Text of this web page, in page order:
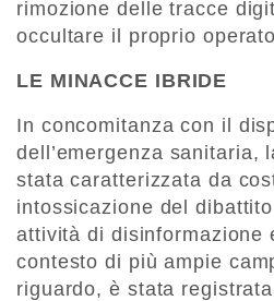
rimozione delle tracce
occultare il proprio
LE MINACCE IBRIDE
In concomitanza con il
dell’emergenza sanitaria,
stata caratterizzata da
intossicazione del
attività di disinformazione
contesto di più ampie
riguardo, è stata